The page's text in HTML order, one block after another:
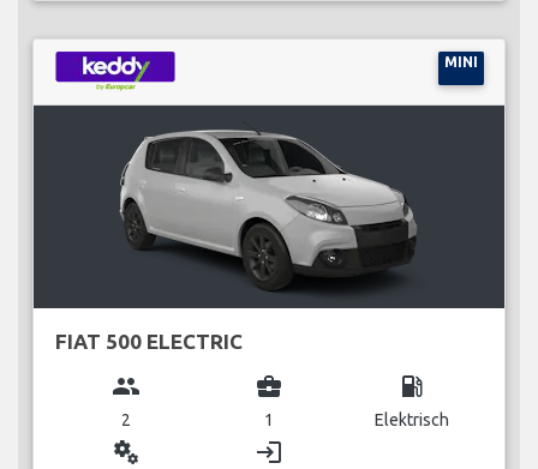
MINI
FIAT 500 ELECTRIC
group
2
business_center
1
local_gas_station
Elektrisch
miscellaneous_services login